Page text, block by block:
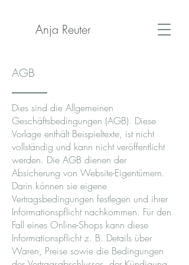
Anja Reuter
AGB
Dies sind die Allgemeinen
Geschäftsbedingungen (AGB). Diese
Vorlage enthält Beispieltexte, ist nicht
vollständig und kann nicht veröffentlicht
werden. Die AGB dienen der
Absicherung von Website-Eigentümern.
Darin können sie eigene
Vertragsbedingungen festlegen und ihrer
Informationspflicht nachkommen. Für den
Fall eines Online-Shops kann diese
Informationspflicht z. B. Details über
Waren, Preise sowie die Bedingungen